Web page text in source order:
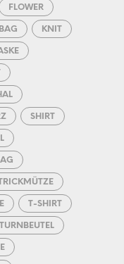
FLOWER
KNIT
SHIRT
T-SHIRT
TURNBEUTEL